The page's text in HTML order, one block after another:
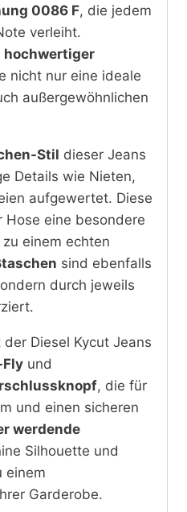
0086 F, die jedem
verleiht.
hochwertiger
nicht nur eine ideale
außergewöhnlichen
Stil dieser Jeans
Details wie Nieten,
aufgewertet. Diese
Hose eine besondere
einem echten
sind ebenfalls
durch jeweils
Diesel Kycut Jeans
und
, die für
und einen sicheren
werdende
Silhouette und
einem
Garderobe.